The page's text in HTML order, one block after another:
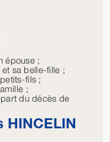
épouse ;
sa belle-fille ;
fils ;
;
du décès de
HINCELIN